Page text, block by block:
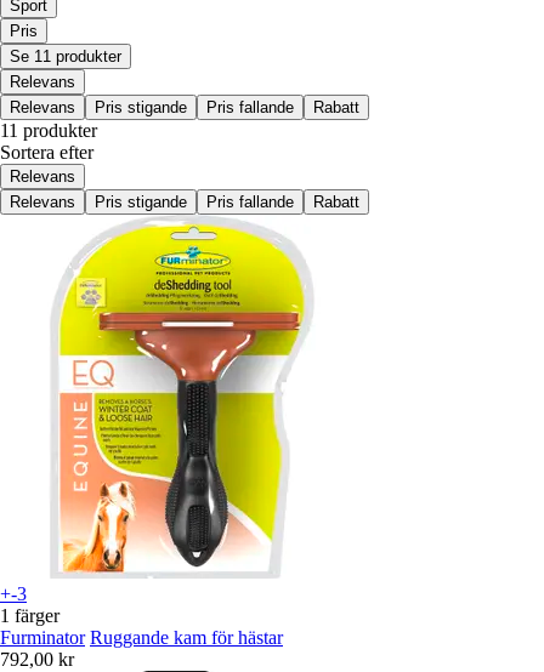
Sport
Pris
Se 11 produkter
Relevans
Relevans
Pris stigande Pris fallande Rabatt
11 produkter
Sortera efter
Relevans
Relevans
Pris stigande Pris fallande Rabatt
+-3
1 färger
Furminator Ruggande kam för hästar
792,00 kr